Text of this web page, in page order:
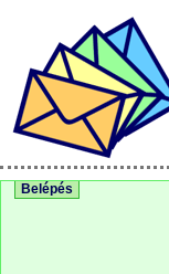
Belépés